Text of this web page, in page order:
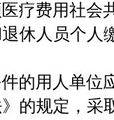
费用社会
休人员个人
用人单位
的规定，采